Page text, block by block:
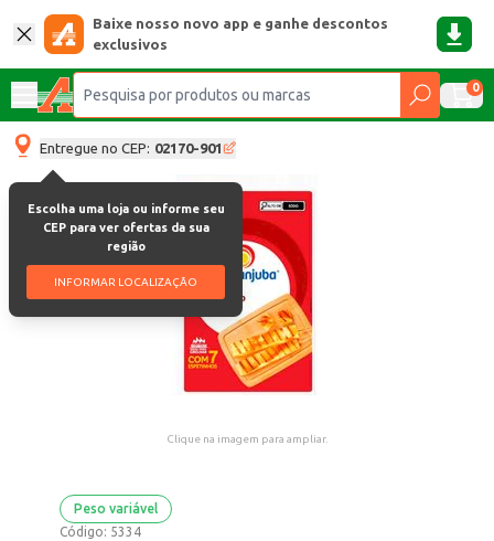
Baixe nosso novo app e ganhe descontos
exclusivos
0
Entregue no CEP: 02170-901
Escolha uma loja ou informe seu
CEP para ver ofertas da sua
região
INFORMAR LOCALIZAÇÃO
Clique na imagem para ampliar.
Peso variável
Código: 5334